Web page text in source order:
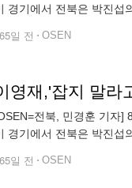
경기에서 전북은 박진섭
일 전 OSEN
영재,'잡지 말라
전북, 민경훈 기자]
경기에서 전북은 박진섭
일 전 OSEN